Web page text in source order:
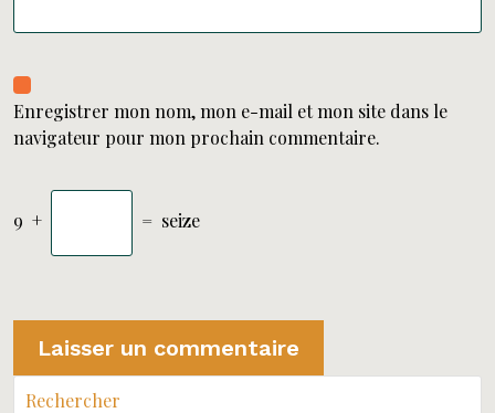
Enregistrer mon nom, mon e-mail et mon site dans le
navigateur pour mon prochain commentaire.
9 + = seize
Rechercher